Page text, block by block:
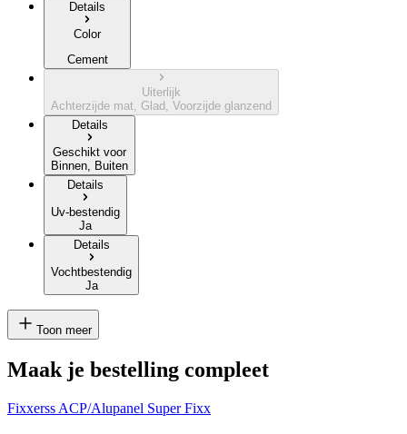
Details
Color
Cement
Uiterlijk
Achterzijde mat, Glad, Voorzijde glanzend
Details
Geschikt voor
Binnen, Buiten
Details
Uv-bestendig
Ja
Details
Vochtbestendig
Ja
Toon meer
Maak je bestelling compleet
Fixxerss ACP/Alupanel Super Fixx